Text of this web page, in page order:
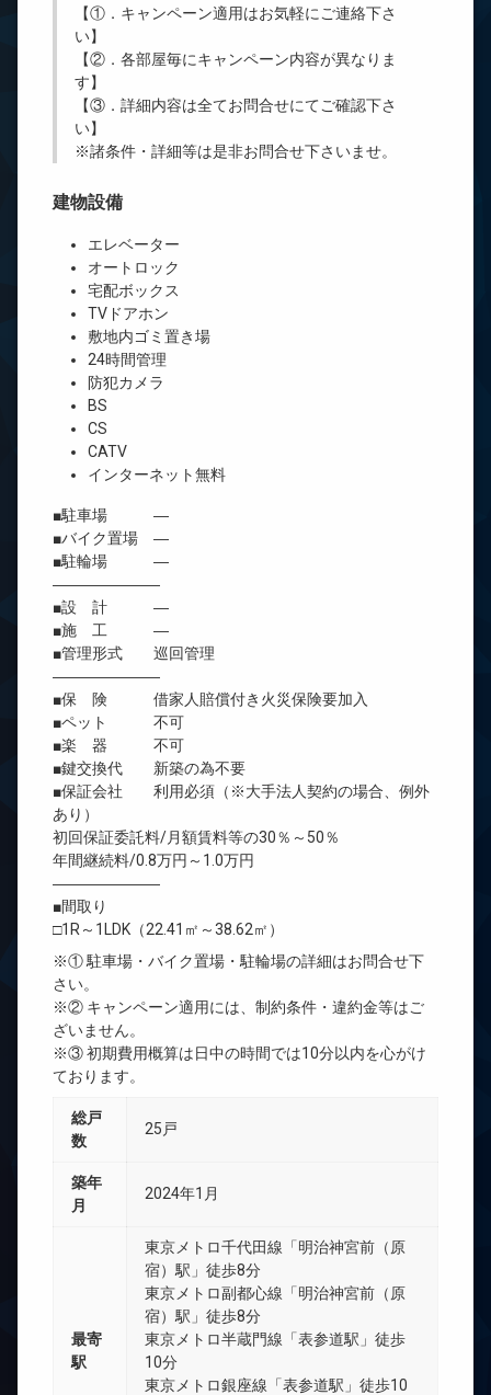
【①．キャンペーン適用はお気軽にご連絡下さ
い】
【②．各部屋毎にキャンペーン内容が異なりま
す】
【③．詳細内容は全てお問合せにてご確認下さ
い】
※諸条件・詳細等は是非お問合せ下さいませ。
建物設備
エレベーター
オートロック
宅配ボックス
TVドアホン
敷地内ゴミ置き場
24時間管理
防犯カメラ
BS
CS
CATV
インターネット無料
■駐車場 ―
■バイク置場 ―
■駐輪場 ―
―――――――
■設 計 ―
■施 工 ―
■管理形式 巡回管理
―――――――
■保 険 借家人賠償付き火災保険要加入
■ペット 不可
■楽 器 不可
■鍵交換代 新築の為不要
■保証会社 利用必須（※大手法人契約の場合、例外
あり）
初回保証委託料/月額賃料等の30％～50％
年間継続料/0.8万円～1.0万円
―――――――
■間取り
□1R～1LDK（22.41㎡～38.62㎡）
※① 駐車場・バイク置場・駐輪場の詳細はお問合せ下
さい。
※② キャンペーン適用には、制約条件・違約金等はご
ざいません。
※③ 初期費用概算は日中の時間では10分以内を心がけ
ております。
総戸
数
25戸
築年
月
2024年1月
最寄
駅
東京メトロ千代田線「明治神宮前（原
宿）駅」徒歩8分
東京メトロ副都心線「明治神宮前（原
宿）駅」徒歩8分
東京メトロ半蔵門線「表参道駅」徒歩
10分
東京メトロ銀座線「表参道駅」徒歩10